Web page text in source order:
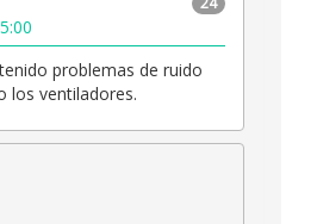
problemas de ruido
los ventiladores.